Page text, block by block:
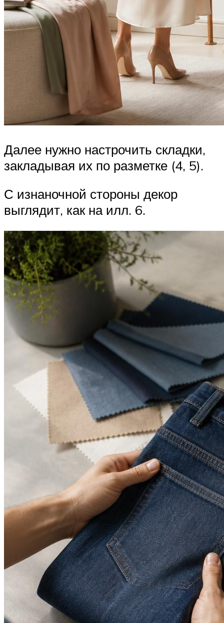
Далее нужно настрочить складки,
закладывая их по разметке (4, 5).
С изнаночной стороны декор
выглядит, как на илл. 6.